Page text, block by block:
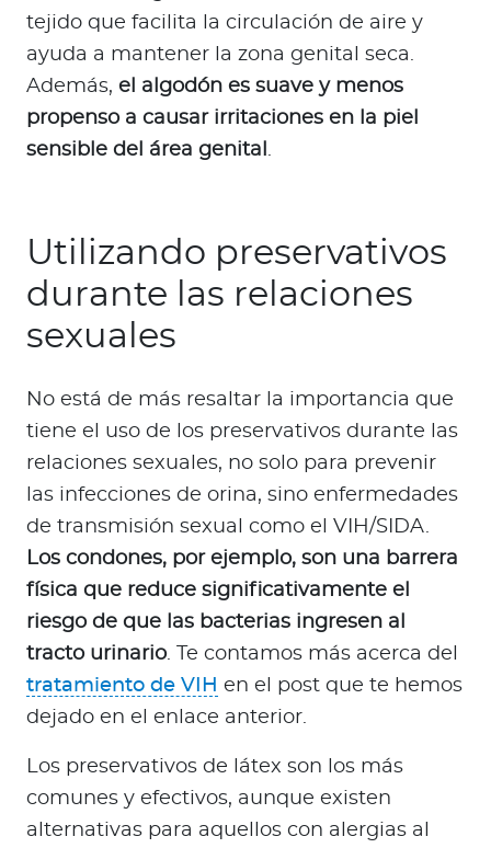
tejido que facilita la circulación de aire y
ayuda a mantener la zona genital seca.
Además, el algodón es suave y menos
propenso a causar irritaciones en la piel
sensible del área genital .
Utilizando preservativos
durante las relaciones
sexuales
No está de más resaltar la importancia que
tiene el uso de los preservativos durante las
relaciones sexuales, no solo para prevenir
las infecciones de orina, sino enfermedades
de transmisión sexual como el VIH/SIDA.
Los condones, por ejemplo, son una barrera
física que reduce significativamente el
riesgo de que las bacterias ingresen al
tracto urinario. Te contamos más acerca del
tratamiento de VIH en el post que te hemos
dejado en el enlace anterior.
Los preservativos de látex son los más
comunes y efectivos, aunque existen
alternativas para aquellos con alergias al